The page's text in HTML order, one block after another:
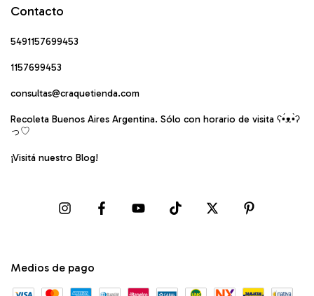
Contacto
5491157699453
1157699453
consultas@craquetienda.com
Recoleta Buenos Aires Argentina. Sólo con horario de visita ʕ•́ᴥ•̀ʔ
っ♡
¡Visitá nuestro Blog!
Medios de pago